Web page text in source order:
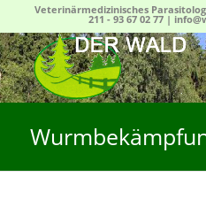
Veterinärmedizinisches
211 - 93 67 02 77 |